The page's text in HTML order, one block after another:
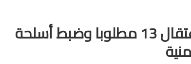
#الأردن .. اعتقال 13 مطلوبا وضبط أسلحة